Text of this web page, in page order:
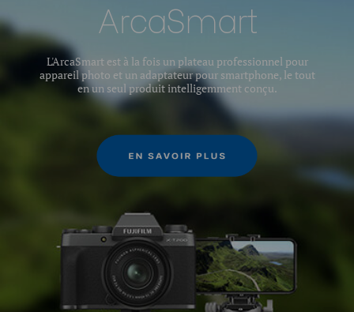
ArcaSmart
L'ArcaSmart est à la fois un plateau professionnel pour
appareil photo et un adaptateur pour smartphone, le tout
en un seul produit intelligemment conçu.